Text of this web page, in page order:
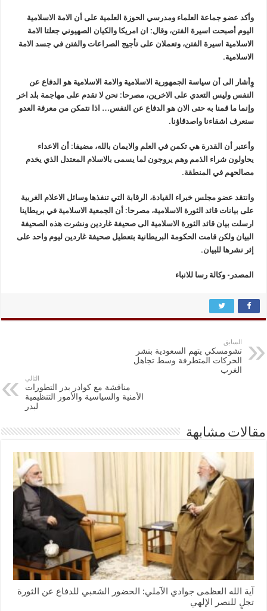
وأكد عضو جماعة العلماء ومدرسي الحوزة العلمية على أن الامة الاسلامية
اليوم أصبحت اسيرة الفتن، وقال: ان امريكا والكيان الصهيوني جعلتا الامة
الاسلامية اسيرة الفتن، وتعملان على تأجيج الصراعات والفتن في جسد الامة
الاسلامية.
وِأشار الى أن سياسة الجمهورية الاسلامية والامة الاسلامية هو الدفاع عن
النفس وليس التعدي على الاخرين، مصرحا: نحن لا نقدم على مهاجمة بلد اخر
وإنما ما قمنا به حتى الان هو الدفاع عن النفس… اذا نتمكن من معرفة العدو
سنعرف اشقاءنا واصدقاؤنا.
وأعتبر أن القدرة هي تكمن في العلم والايمان بالله، مضيفا: أن الاعداء
يحاولون شراء الذمم وهم يروجون لما يسمى بالاسلام المعتدل الذي يخدم
مصالحهم في المنطقة.
وانتقد عضو مجلس خبراء القيادة، الرقابة التي تنفذها وسائل الاعلام الغربية
على بيانات قائد الثورة الاسلامية، مصرحا: أن الجمعية الاسلامية في بريطاينا
ارسلت بيان قائد الثورة الاسلامية الى صحيفة غاردين ونشرت هذه الصحيفة
البيان ولكن قامت الحكومة البريطانية بتعطيل صحيفة غاردين ليوم واحد على
إثر نشرها للبيان.
المصدر- وکالة رسا للانباء
السابق
تشومسكي يتهم السعودية بنشر
الحركات المتطرفة وسط تجاهل
الغرب
التالي
مناقشة مع كوادر بدر التطورات
الأمنية والسياسية والأمور التنظيمية
لبدر
مقالات مشابهة
آية الله العظمى جوادي الآملي: الحضور الشعبي للدفاع عن الثورة
تجلٍ للنصر الإلهي